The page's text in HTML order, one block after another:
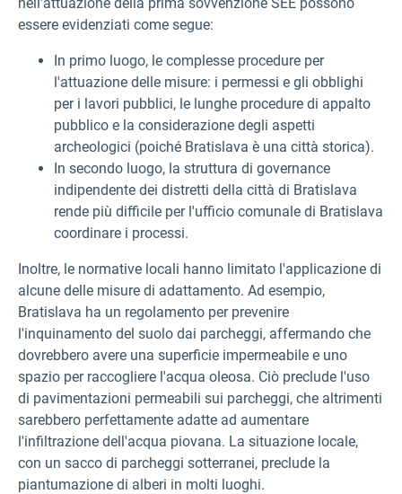
essere evidenziati come segue:
In primo luogo, le complesse procedure per
l'attuazione delle misure: i permessi e gli obblighi
per i lavori pubblici, le lunghe procedure di appalto
pubblico e la considerazione degli aspetti
archeologici (poiché Bratislava è una città storica).
In secondo luogo, la struttura di governance
indipendente dei distretti della città di Bratislava
rende più difficile per l'ufficio comunale di Bratislava
coordinare i processi.
Inoltre, le normative locali hanno limitato l'applicazione di
alcune delle misure di adattamento. Ad esempio,
Bratislava ha un regolamento per prevenire
l'inquinamento del suolo dai parcheggi, affermando che
dovrebbero avere una superficie impermeabile e uno
spazio per raccogliere l'acqua oleosa. Ciò preclude l'uso
di pavimentazioni permeabili sui parcheggi, che altrimenti
sarebbero perfettamente adatte ad aumentare
l'infiltrazione dell'acqua piovana. La situazione locale,
con un sacco di parcheggi sotterranei, preclude la
piantumazione di alberi in molti luoghi.